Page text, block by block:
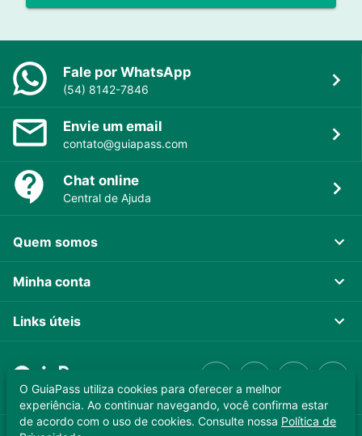
Fale por WhatsApp
(54) 8142-7846
Envie um email
contato@guiapass.com
Chat online
Central de Ajuda
Quem somos
Minha conta
Links úteis
O GuiaPass utiliza cookies para oferecer a melhor
experiência. Ao continuar navegando, você confirma estar
de acordo com o uso de cookies. Consulte nossa Política de